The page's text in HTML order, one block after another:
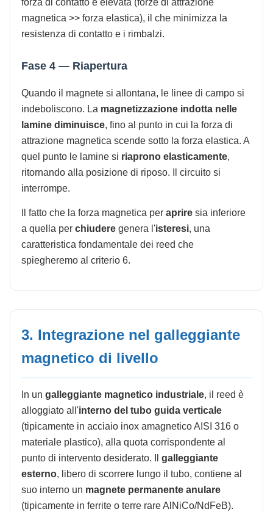
magnetica >> forza elastica), il che minimizza la
resistenza di contatto e i rimbalzi.
Fase 4 — Riapertura
Quando il magnete si allontana, le linee di campo si
indeboliscono. La magnetizzazione indotta nelle
lamine diminuisce, fino al punto in cui la forza di
attrazione magnetica scende sotto la forza elastica. A
quel punto le lamine si riaprono elasticamente,
ritornando alla posizione di riposo. Il circuito si
interrompe.
Il fatto che la forza magnetica per aprire sia inferiore
a quella per chiudere genera l'isteresi, una
caratteristica fondamentale dei reed che
spiegheremo al criterio 6.
3. Integrazione nel galleggiante
magnetico di livello
In un galleggiante magnetico industriale, il reed è
alloggiato all'interno del tubo guida verticale
(tipicamente in acciaio inox amagnetico AISI 316 o
materiale plastico), alla quota corrispondente al
punto di intervento desiderato. Il galleggiante
esterno, libero di scorrere lungo il tubo, contiene al
suo interno un magnete permanente anulare
(tipicamente in ferrite o terre rare AlNiCo/NdFeB).